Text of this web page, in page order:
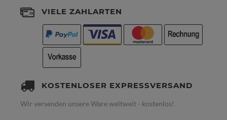
VIELE ZAHLARTEN
KOSTENLOSER EXPRESSVERSAND
Wir versenden unsere Ware weltweit - kostenlos!